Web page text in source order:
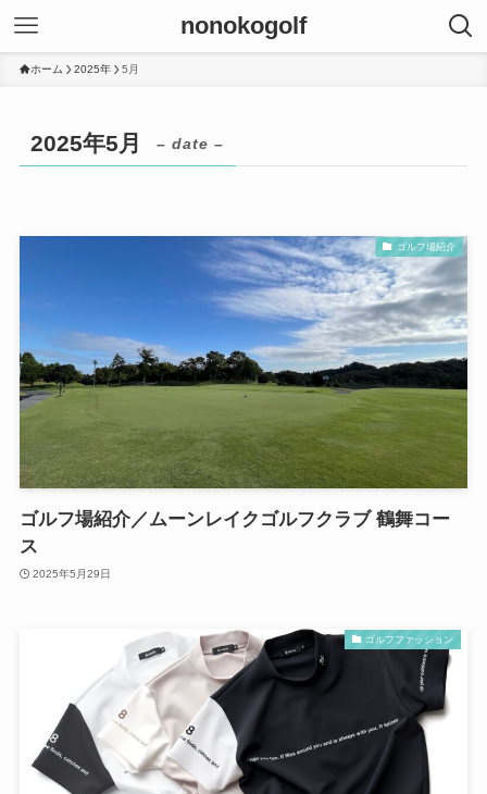
nonokogolf
ホーム 2025年 5月
2025年5月 – date –
ゴルフ場紹介
ゴルフ場紹介／ムーンレイクゴルフクラブ 鶴舞コー
ス
2025年5月29日
ゴルフファッション